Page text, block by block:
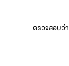
ตรวจสอบว่